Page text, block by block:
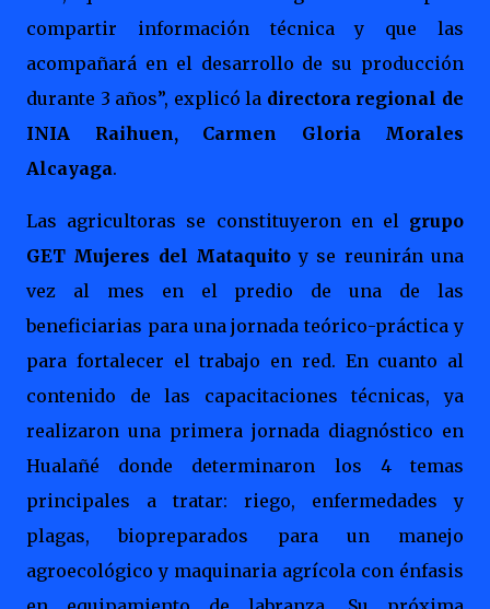
compartir información técnica y que las
acompañará en el desarrollo de su producción
durante 3 años”, explicó la directora regional de
INIA Raihuen, Carmen Gloria Morales
Alcayaga.
Las agricultoras se constituyeron en el grupo
GET Mujeres del Mataquitoy se reunirán una
vez al mes en el predio de una de las
beneficiarias para una jornada teórico-práctica y
para fortalecer el trabajo en red. En cuanto al
contenido de las capacitaciones técnicas, ya
realizaron una primera jornada diagnóstico en
Hualañé donde determinaron los 4 temas
principales a tratar: riego, enfermedades y
plagas, biopreparados para un manejo
agroecológico y maquinaria agrícola con énfasis